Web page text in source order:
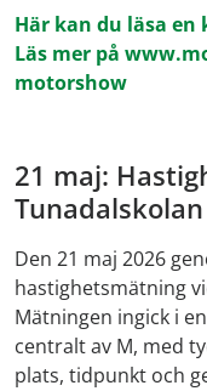
Här kan du läsa
Läs mer på
motorshow
21 maj:
Den 21 maj 2026
hastighetsmätning
Mätningen ingick i
centralt av M, med
plats, tidpunkt och